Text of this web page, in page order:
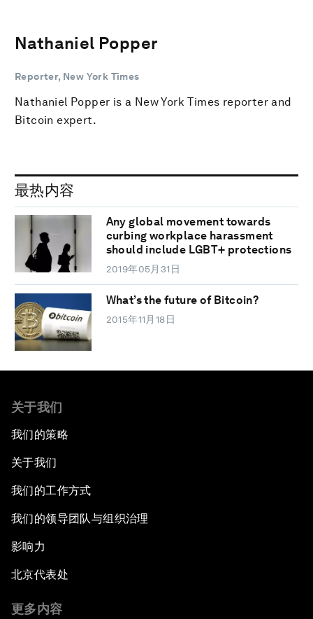
Nathaniel Popper
Reporter, New York Times
Nathaniel Popper is a New York Times reporter and
Bitcoin expert.
最热内容
Any global movement towards
curbing workplace harassment
should include LGBT+ protections
2019年05月31日
What’s the future of Bitcoin?
2015年11月18日
关于我们
我们的策略
关于我们
我们的工作方式
我们的领导团队与组织治理
影响力
北京代表处
更多内容